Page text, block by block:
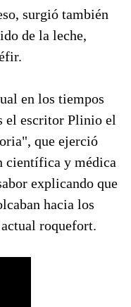
surgió también
de la leche,
en los tiempos
el escritor Plinio el
que ejerció
científica y médica
explicando que
hacia los
actual roquefort.